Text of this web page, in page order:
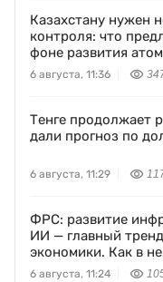
Казахстану нужен
контроля: что
фоне развития
6 августа, 11:36
Тенге продолжает
дали прогноз по
6 августа, 11:29
ФРС: развитие
ИИ — главный
экономики. Как в
Freedom Holding
6 августа, 11:24